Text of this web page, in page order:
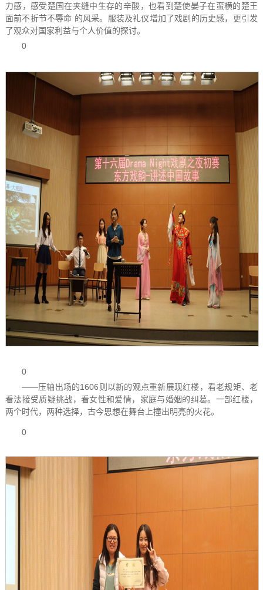
力感，感受楚国在夹缝中生存的辛酸，也看到楚使晏子在蛮横的楚王
面前不折节不辱命 的风采。服装及礼仪增加了戏剧的历史感，更引发
了观众对国家利益与个人价值的探讨。
0
0
——压轴出场的1606则以新的观点重新展现红楼，看老规矩、老
看法接受质疑挑战，看女性和爱情，家庭与婚姻的纠葛。一部红楼，
两个时代，两种选择，古今思想在舞台上撞出明亮的火花。
0